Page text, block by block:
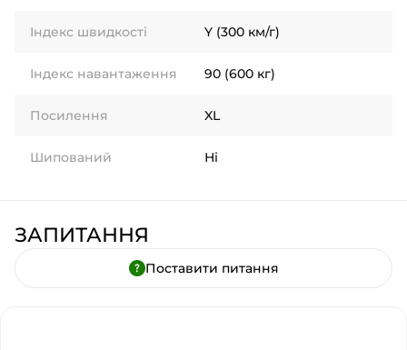
Індекс швидкості Y (300 км/г)
Індекс навантаження 90 (600 кг)
Посилення XL
Шипований Ні
ЗАПИТАННЯ
Поставити питання